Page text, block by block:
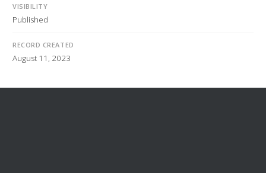
VISIBILITY
Published
RECORD CREATED
August 11, 2023